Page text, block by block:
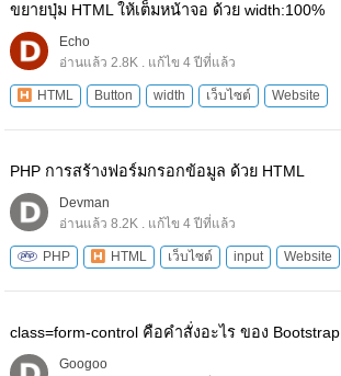
ขยายปุ่ม HTML ให้เต็มหน้าจอ ด้วย width:100%
Echo
อ่านแล้ว 2.8K . แก้ไข 4 ปีที่แล้ว
HTML Button width เว็บไซต์ Website
PHP การสร้างฟอร์มกรอกข้อมูล ด้วย HTML
Devman
อ่านแล้ว 8.2K . แก้ไข 4 ปีที่แล้ว
PHP HTML เว็บไซต์ input Website
class=form-control คือคำสั่งอะไร ของ Bootstrap
Googoo